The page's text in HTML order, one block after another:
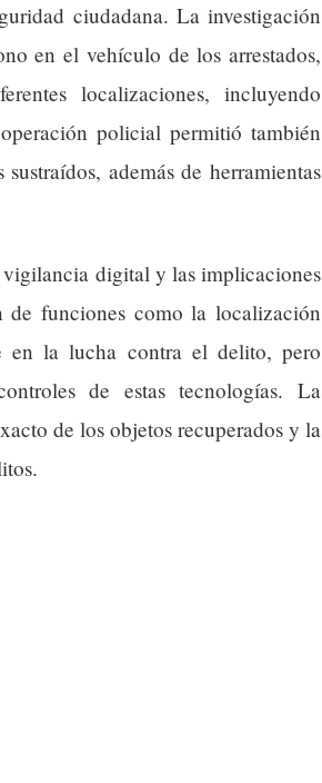
ciudadana. La investigación
en el vehículo de los arrestados,
localizaciones, incluyendo
policial permitió también
además de herramientas
vigilancia digital y las implicaciones
funciones como la localización
en la lucha contra el delito, pero
de estas tecnologías. La
de los objetos recuperados y la